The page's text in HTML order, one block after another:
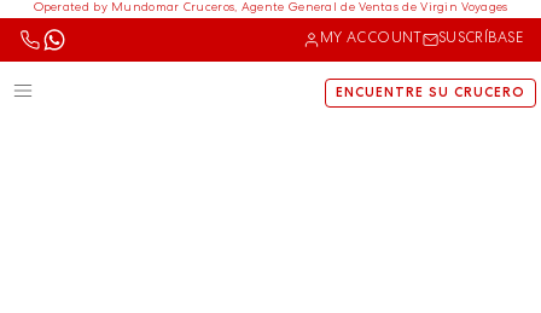
Operated by Mundomar Cruceros, Agente General de Ventas de Virgin Voyages
MY ACCOUNT SUSCRÍBASE
ENCUENTRE SU CRUCERO